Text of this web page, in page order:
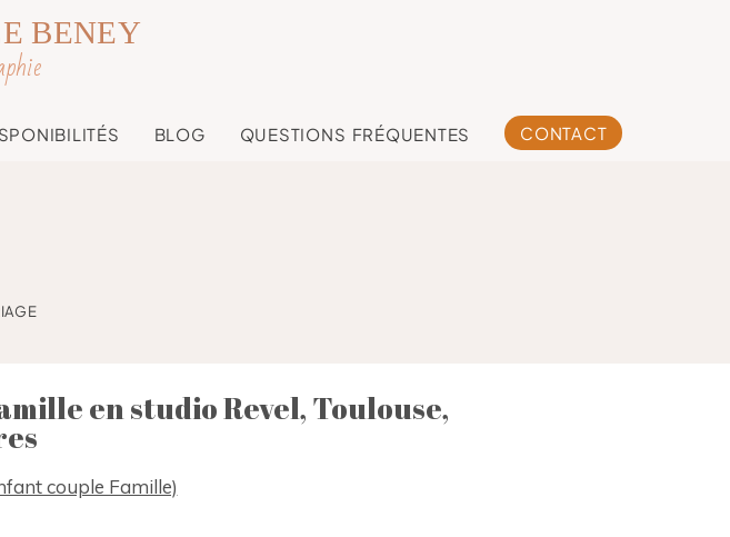
BENEY
BLOG QUESTIONS FRÉQUENTES CONTACT
en studio Revel, Toulouse,
couple Famille)